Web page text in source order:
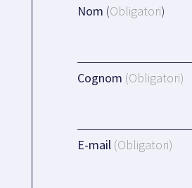
Nom (Obligatori)
Cognom (Obligatori)
E-mail (Obligatori)